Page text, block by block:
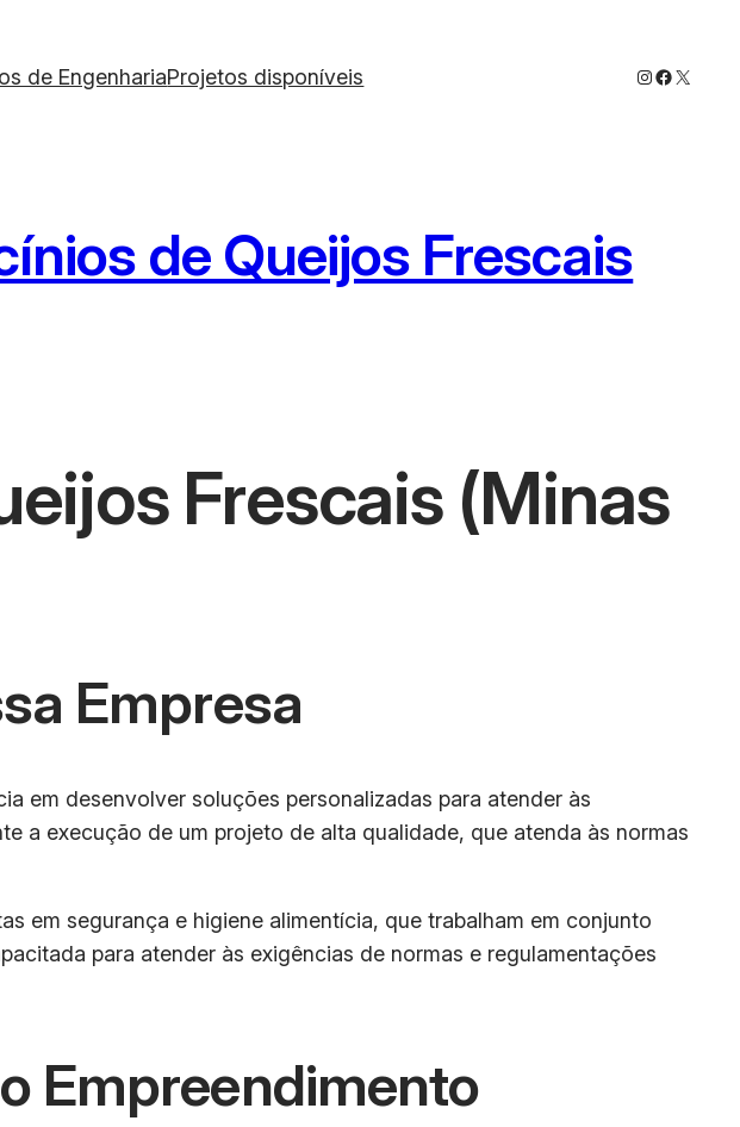
de EngenhariaProjetos disponíveis Instagram
X
de Queijos Frescais
Frescais (Minas
Empresa
em desenvolver soluções personalizadas para atender às
a execução de um projeto de alta qualidade, que atenda às normas
em segurança e higiene alimentícia, que trabalham em conjunto
para atender às exigências de normas e regulamentações
Empreendimento